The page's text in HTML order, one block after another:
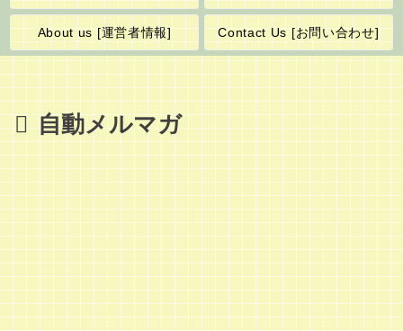
About us [運営者情報] Contact Us [お問い合わせ]
自動メルマガ